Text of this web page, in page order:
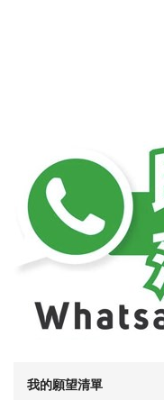
我的願望清單